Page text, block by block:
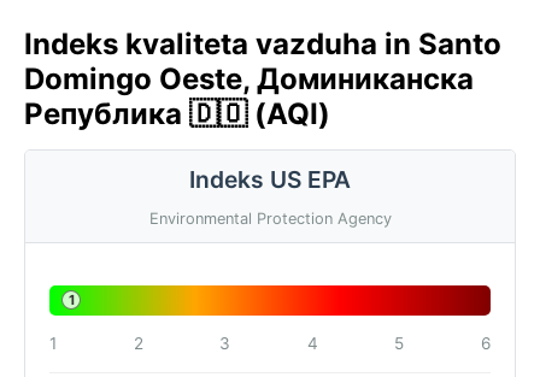
Indeks kvaliteta vazduha in Santo
Domingo Oeste, Доминиканска
Република 🇩🇴 (AQI)
Indeks US EPA
Environmental Protection Agency
1
1 2 3 4 5 6